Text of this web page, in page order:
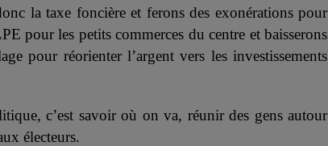
la taxe foncière et ferons des exonérations pour
pour les petits commerces du centre et baisserons
pour réorienter l’argent vers les investissements
c’est savoir où on va, réunir des gens autour
électeurs.